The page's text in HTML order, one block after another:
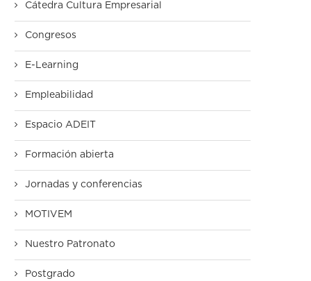
Cátedra Cultura Empresarial
Congresos
E-Learning
Empleabilidad
Espacio ADEIT
Formación abierta
Jornadas y conferencias
MOTIVEM
Nuestro Patronato
Postgrado